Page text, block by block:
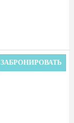
ЗАБРОНИРОВАТЬ